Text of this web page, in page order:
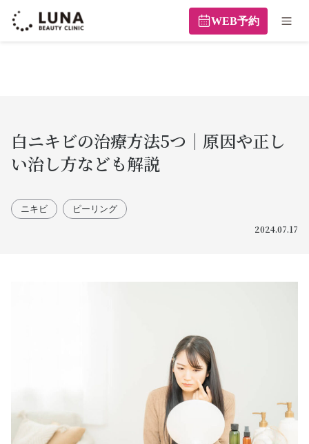
WEB予約
白ニキビの治療方法5つ｜原因や正し
い治し方なども解説
ニキビ ピーリング
2024.07.17